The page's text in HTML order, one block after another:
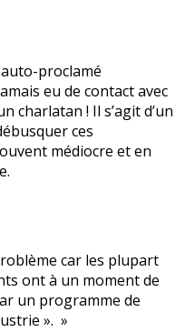
proclamé
eu de contact avec
charlatan ! Il s’agit d’un
ces
médiocre et en
car les plupart
ont à un moment de
un programme de
». »